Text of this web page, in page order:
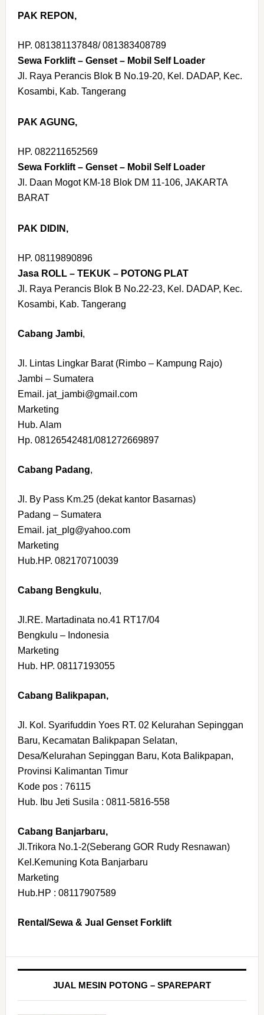
PAK REPON,
HP. 081381137848/ 081383408789
Sewa Forklift – Genset – Mobil Self Loader
Jl. Raya Perancis Blok B No.19-20, Kel. DADAP, Kec.
Kosambi, Kab. Tangerang
PAK AGUNG,
HP. 082211652569
Sewa Forklift – Genset – Mobil Self Loader
Jl. Daan Mogot KM-18 Blok DM 11-106, JAKARTA
BARAT
PAK DIDIN,
HP. 08119890896
Jasa ROLL – TEKUK – POTONG PLAT
Jl. Raya Perancis Blok B No.22-23, Kel. DADAP, Kec.
Kosambi, Kab. Tangerang
Cabang Jambi,
Jl. Lintas Lingkar Barat (Rimbo – Kampung Rajo)
Jambi – Sumatera
Email. jat_jambi@gmail.com
Marketing
Hub. Alam
Hp. 08126542481/081272669897
Cabang Padang,
Jl. By Pass Km.25 (dekat kantor Basarnas)
Padang – Sumatera
Email. jat_plg@yahoo.com
Marketing
Hub.HP. 082170710039
Cabang Bengkulu,
Jl.RE. Martadinata no.41 RT17/04
Bengkulu – Indonesia
Marketing
Hub. HP. 08117193055
Cabang Balikpapan,
Jl. Kol. Syarifuddin Yoes RT. 02 Kelurahan Sepinggan
Baru, Kecamatan Balikpapan Selatan,
Desa/Kelurahan Sepinggan Baru, Kota Balikpapan,
Provinsi Kalimantan Timur
Kode pos : 76115
Hub. Ibu Jeti Susila : 0811-5816-558
Cabang Banjarbaru,
Jl.Trikora No.1-2(Seberang GOR Rudy Resnawan)
Kel.Kemuning Kota Banjarbaru
Marketing
Hub.HP : 08117907589
Rental/Sewa & Jual Genset Forklift
JUAL MESIN POTONG – SPAREPART